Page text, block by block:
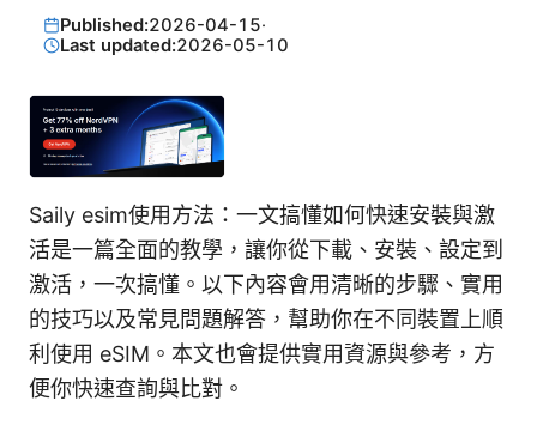
Published:2026-04-15·
Last updated:2026-05-10
Saily esim使用方法：一文搞懂如何快速安裝與激
活是一篇全面的教學，讓你從下載、安裝、設定到
激活，一次搞懂。以下內容會用清晰的步驟、實用
的技巧以及常見問題解答，幫助你在不同裝置上順
利使用 eSIM。本文也會提供實用資源與參考，方
便你快速查詢與比對。